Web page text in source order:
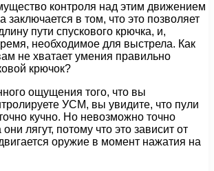
контроля над этим движением
заключается в том, что это позволяет
пути спускового крючка, и,
необходимое для выстрела. Как
не хватает умения правильно
крючок?
ощущения того, что вы
УСМ, вы увидите, что пули
кучно. Но невозможно точно
они лягут, потому что это зависит от
оружие в момент нажатия на